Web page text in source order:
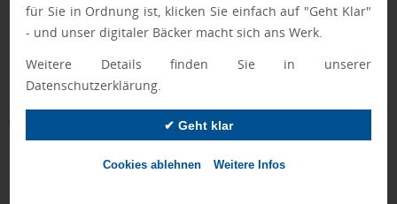
für Sie in Ordnung ist, klicken Sie einfach auf "Geht Klar"
- und unser digitaler Bäcker macht sich ans Werk.
Weitere Details finden Sie in unserer
Datenschutzerklärung.
✔ Geht klar
Cookies ablehnen Weitere Infos
„Schon gewusst?“ – Erklärvideos in unserem
Werbemittel Wiki!
Die Video-Rubrik „Schon gewusst?" bietet Ihnen kurze,